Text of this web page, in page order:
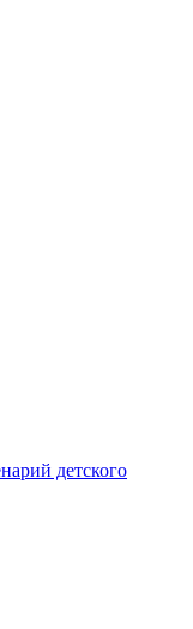
детского